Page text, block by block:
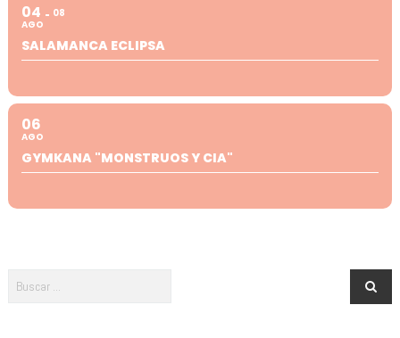
04
AGO
08
SALAMANCA ECLIPSA
06
AGO
GYMKANA "MONSTRUOS Y CIA"